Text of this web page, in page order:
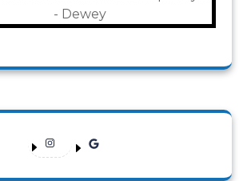
- Dewey
InstagramGoogle